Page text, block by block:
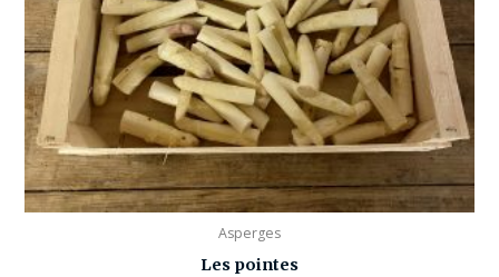
Asperges
Les pointes